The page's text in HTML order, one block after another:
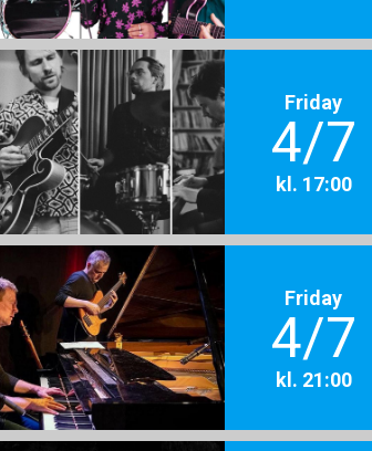
Friday
4/7
kl. 17:00
Friday
4/7
kl. 21:00